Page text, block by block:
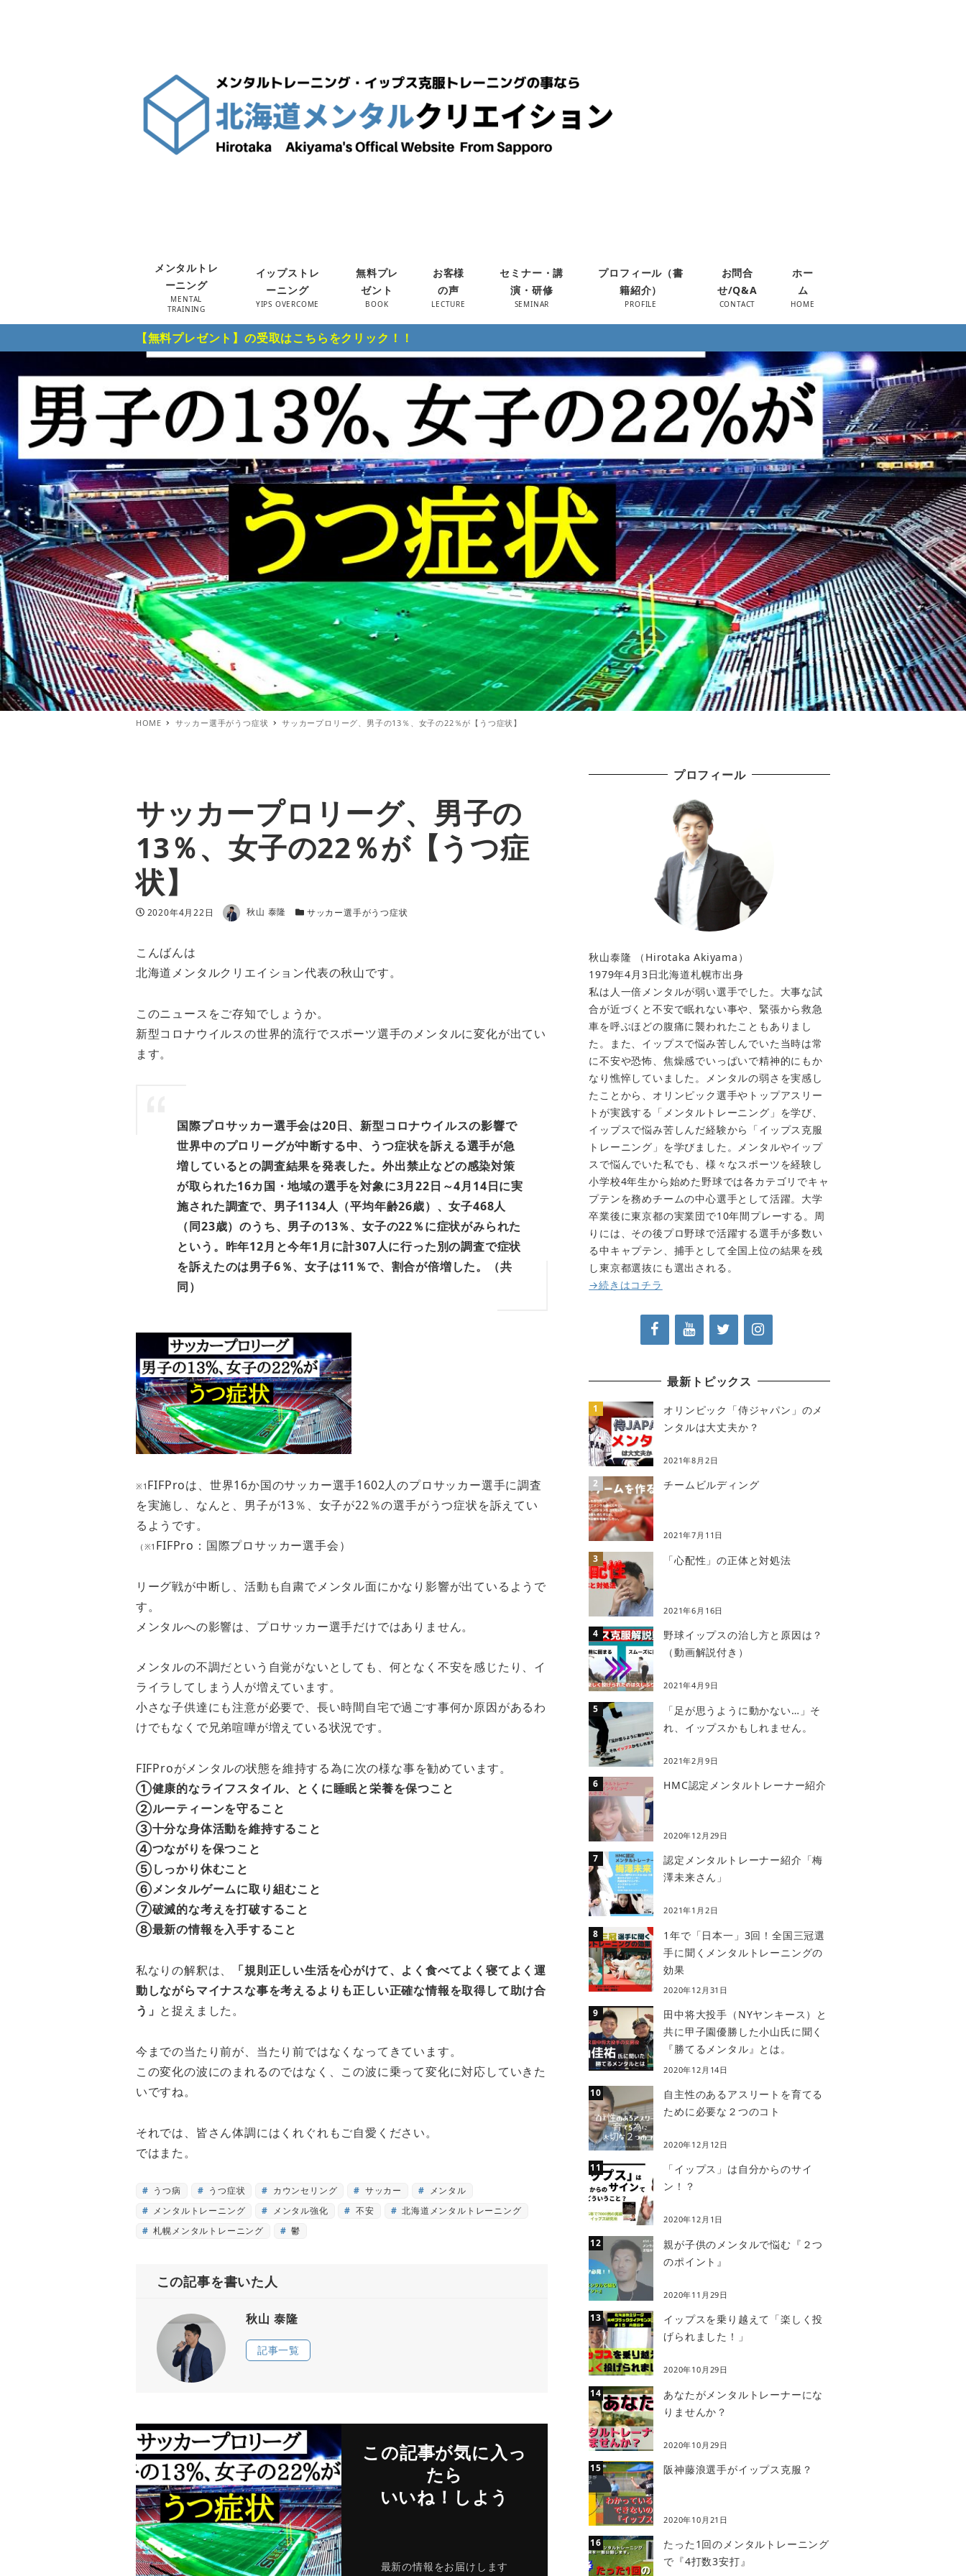
メンタルトレ
ーニング
MENTAL
TRAINING
イップストレ
ーニング
YIPS OVERCOME
無料プレ
ゼント
BOOK
お客様
の声
LECTURE
セミナー・講
演・研修
SEMINAR
プロフィール（書
籍紹介）
PROFILE
お問合
せ/Q&A
CONTACT
ホー
ム
HOME
【無料プレゼント】の受取はこちらをクリック！！
HOME サッカー選手がうつ症状 サッカープロリーグ、男子の13％、女子の22％が【うつ症状】
サッカープロリーグ、男子の
13％、女子の22％が【うつ症
状】
投稿日
2020年4月22日 著者 秋山 泰隆 カテゴリー
サッカー選手がうつ症状
こんばんは
北海道メンタルクリエイション代表の秋山です。
このニュースをご存知でしょうか。
新型コロナウイルスの世界的流行でスポーツ選手のメンタルに変化が出てい
ます。
国際プロサッカー選手会は20日、新型コロナウイルスの影響で
世界中のプロリーグが中断する中、うつ症状を訴える選手が急
増しているとの調査結果を発表した。外出禁止などの感染対策
が取られた16カ国・地域の選手を対象に3月22日～4月14日に実
施された調査で、男子1134人（平均年齢26歳）、女子468人
（同23歳）のうち、男子の13％、女子の22％に症状がみられた
という。昨年12月と今年1月に計307人に行った別の調査で症状
を訴えたのは男子6％、女子は11％で、割合が倍増した。（共
同）
※1 FIFProは、世界16か国のサッカー選手1602人のプロサッカー選手に調査
を実施し、なんと、男子が13％、女子が22％の選手がうつ症状を訴えてい
るようです。
（※1 FIFPro：国際プロサッカー選手会）
リーグ戦が中断し、活動も自粛でメンタル面にかなり影響が出ているようで
す。
メンタルへの影響は、プロサッカー選手だけではありません。
メンタルの不調だという自覚がないとしても、何となく不安を感じたり、イ
ライラしてしまう人が増えています。
小さな子供達にも注意が必要で、長い時間自宅で過ごす事何か原因があるわ
けでもなくで兄弟喧嘩が増えている状況です。
FIFProがメンタルの状態を維持する為に次の様な事を勧めています。
①健康的なライフスタイル、とくに睡眠と栄養を保つこと
②ルーティーンを守ること
③十分な身体活動を維持すること
④つながりを保つこと
⑤しっかり休むこと
⑥メンタルゲームに取り組むこと
⑦破滅的な考えを打破すること
⑧最新の情報を入手すること
私なりの解釈は、
「規則正しい生活を心がけて、よく食べてよく寝てよく運
動しながらマイナスな事を考えるよりも正しい正確な情報を取得して助け合
う」 と捉えました。
今までの当たり前が、当たり前ではなくなってきています。
この変化の波にのまれるのではなく、この波に乗って変化に対応していきた
いですね。
それでは、皆さん体調にはくれぐれもご自愛ください。
ではまた。
うつ病 うつ症状 カウンセリング サッカー
メンタル
メンタルトレーニング
メンタル強化 不安
北海道メンタルトレーニング
札幌メンタルトレーニング
鬱
この記事を書いた人
秋山 泰隆
記事一覧
この記事が気に入っ
たら
いいね！しよう
最新の情報をお届けします
プロフィール
秋山泰隆 （Hirotaka Akiyama）
1979年4月3日北海道札幌市出身
私は人一倍メンタルが弱い選手でした。大事な試
合が近づくと不安で眠れない事や、緊張から救急
車を呼ぶほどの腹痛に襲われたこともありまし
た。また、イップスで悩み苦しんでいた当時は常
に不安や恐怖、焦燥感でいっぱいで精神的にもか
なり憔悴していました。メンタルの弱さを実感し
たことから、オリンピック選手やトップアスリー
トが実践する「メンタルトレーニング」を学び、
イップスで悩み苦しんだ経験から「イップス克服
トレーニング」を学びました。メンタルやイップ
スで悩んでいた私でも、様々なスポーツを経験し
小学校4年生から始めた野球では各カテゴリでキャ
プテンを務めチームの中心選手として活躍。大学
卒業後に東京都の実業団で10年間プレーする。周
りには、その後プロ野球で活躍する選手が多数い
る中キャプテン、捕手として全国上位の結果を残
し東京都選抜にも選出される。
→続きはコチラ
最新トピックス
オリンピック「侍ジャパン」のメ
ンタルは大丈夫か？
2021年8月2日
チームビルディング
2021年7月11日
「心配性」の正体と対処法
2021年6月16日
野球イップスの治し方と原因は？
（動画解説付き）
2021年4月9日
「足が思うように動かない…」そ
れ、イップスかもしれません。
2021年2月9日
HMC認定メンタルトレーナー紹介
2020年12月29日
認定メンタルトレーナー紹介「梅
澤未来さん」
2021年1月2日
1年で「日本一」3回！全国三冠選
手に聞くメンタルトレーニングの
効果
2020年12月31日
田中将大投手（NYヤンキース）と
共に甲子園優勝した小山氏に聞く
『勝てるメンタル』とは。
2020年12月14日
自主性のあるアスリートを育てる
ために必要な２つのコト
2020年12月12日
「イップス」は自分からのサイ
ン！？
2020年12月1日
親が子供のメンタルで悩む『２つ
のポイント』
2020年11月29日
イップスを乗り越えて「楽しく投
げられました！」
2020年10月29日
あなたがメンタルトレーナーにな
りませんか？
2020年10月29日
阪神藤浪選手がイップス克服？
2020年10月21日
たった1回のメンタルトレーニング
で『4打数3安打』